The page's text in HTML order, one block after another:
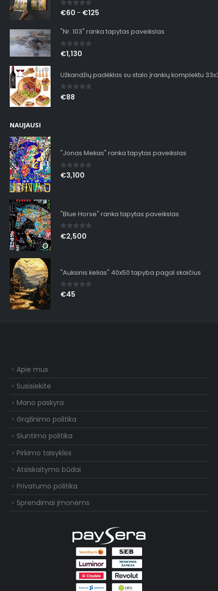
0out of 5
€60 – €125
"Nr. 103" ranka tapytas paveikslas
0out of 5
€1,130
Užkandžių padėklas su stalo įrankių komplektu
0out of 5
€88
NAUJAUSI
"Jonas Mekas" ranka tapytas paveikslas
0out of 5
€3,100
"Blue Horse" ranka tapytas paveikslas
0out of 5
€2,500
"Auksinis kelias" 40x50 tapyba pagal skaičius
0out of 5
€45
Apie mus
Susisiekite
Mano paskyra
Grąžinimo politika
Siuntimo politika
Pirkimo taisyklės
Atsiskaitymo būdai
Privatumo politika
Sprendimai įmonėms